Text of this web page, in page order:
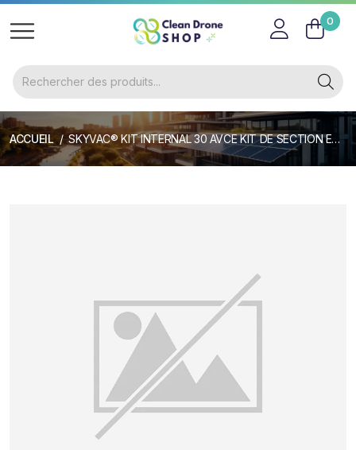
0
ACCUEIL SKYVAC® KIT INTERNAL 30 AVCE KIT DE SECTION ET ACCESSOIRES 44MM (305G/1) 8 SECTION 12M